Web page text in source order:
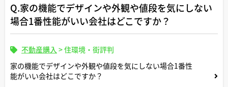
Q.家の機能でデザインや外観や値段を気にしない
場合1番性能がいい会社はどこですか？
不動産購入 >住環境・街評判
家の機能でデザインや外観や値段を気にしない場合1番性
能がいい会社はどこですか？